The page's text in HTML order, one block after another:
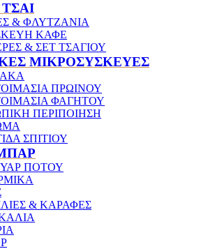
& ΦΛΥΤΖΑΝΙΑ
ΚΑΦΕ
& ΣΕΤ ΤΣΑΓΙΟΥ
ΜΙΚΡΟΣΥΣΚΕΥΕΣ
ΠΡΩΙΝΟΥ
ΦΑΓΗΤΟΥ
ΠΕΡΙΠΟΙΗΣΗ
ΣΠΙΤΙΟΥ
ΠΟΤΟΥ
& ΚΑΡΑΦΕΣ